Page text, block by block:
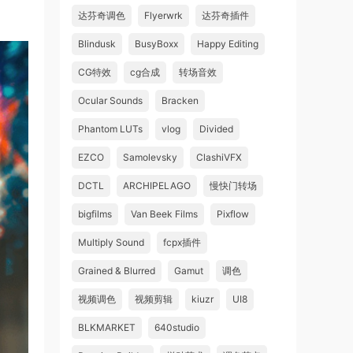
达芬奇调色 Flyerwrk 达芬奇插件
Blindusk BusyBoxx Happy Editing
CG特效 cg合成 转场音效
Ocular Sounds Bracken
Phantom LUTs vlog Divided
EZCO Samolevsky ClashiVFX
DCTL ARCHIPELAGO 慢快门转场
bigfilms Van Beek Films Pixflow
Multiply Sound fcpx插件
Grained & Blurred Gamut 调色
视频调色 视频剪辑 kiuzr UI8
BLKMARKET 640studio